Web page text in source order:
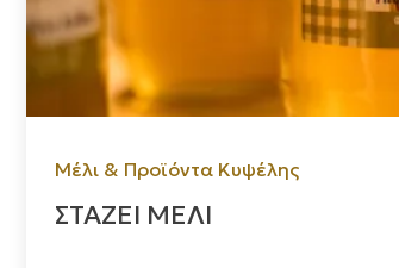
Μέλι & Προϊόντα Κυψέλης
ΣΤΑΖΕΙ ΜΕΛΙ